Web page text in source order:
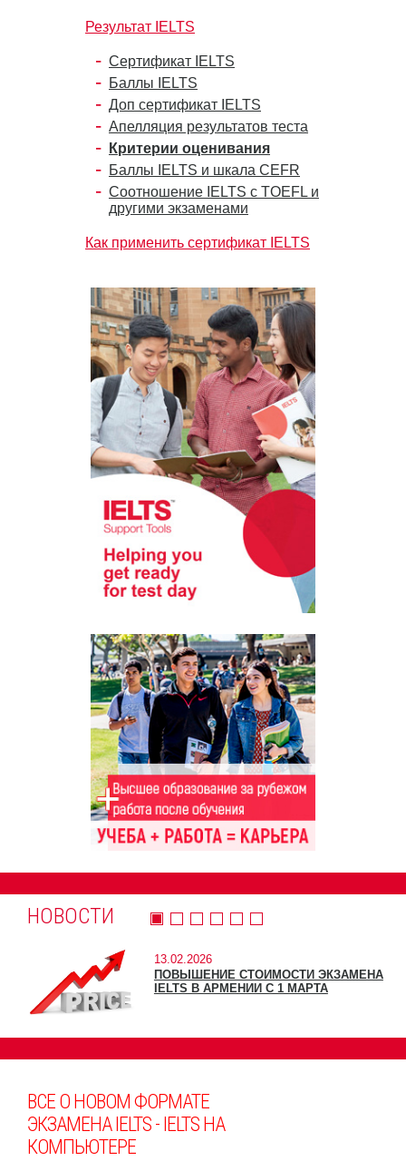
Результат IELTS
Сертификат IELTS
Баллы IELTS
Доп сертификат IELTS
Апелляция результатов теста
Критерии оценивания
Баллы IELTS и шкала CEFR
Соотношение IELTS с TOEFL и
другими экзаменами
Как применить сертификат IELTS
НОВОСТИ
13.02.2026
ПОВЫШЕНИЕ СТОИМОСТИ ЭКЗАМЕНА
IELTS В АРМЕНИИ С 1 МАРТА
ВСЕ О НОВОМ ФОРМАТЕ
ЭКЗАМЕНА IELTS - IELTS НА
КОМПЬЮТЕРЕ